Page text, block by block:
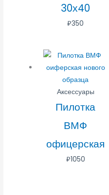
30х40
₽350
Аксессуары
Пилотка
ВМФ
офицерская
₽1050